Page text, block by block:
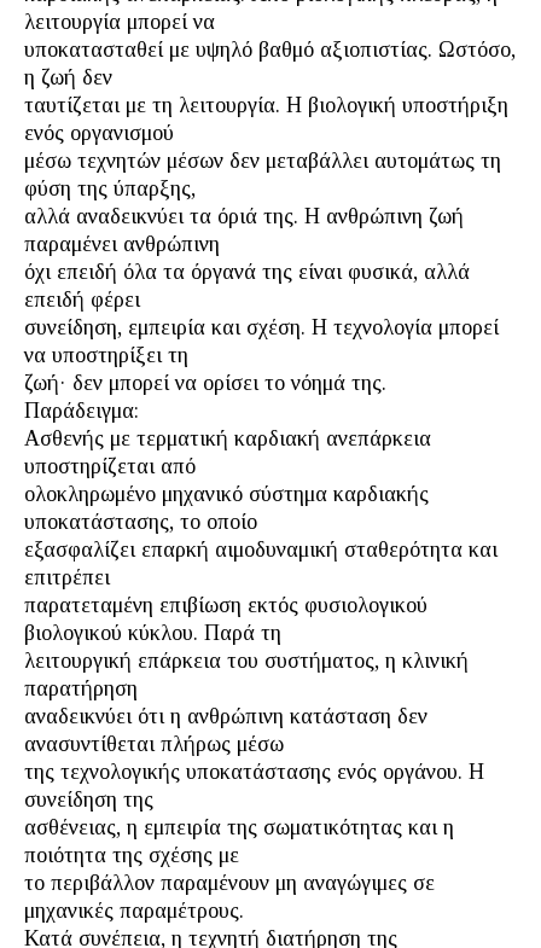
λειτουργία μπορεί να
υποκατασταθεί με υψηλό βαθμό αξιοπιστίας. Ωστόσο,
η ζωή δεν
ταυτίζεται με τη λειτουργία. Η βιολογική υποστήριξη
ενός οργανισμού
μέσω τεχνητών μέσων δεν μεταβάλλει αυτομάτως τη
φύση της ύπαρξης,
αλλά αναδεικνύει τα όριά της. Η ανθρώπινη ζωή
παραμένει ανθρώπινη
όχι επειδή όλα τα όργανά της είναι φυσικά, αλλά
επειδή φέρει
συνείδηση, εμπειρία και σχέση. Η τεχνολογία μπορεί
να υποστηρίξει τη
ζωή· δεν μπορεί να ορίσει το νόημά της.
Παράδειγμα:
Ασθενής με τερματική καρδιακή ανεπάρκεια
υποστηρίζεται από
ολοκληρωμένο μηχανικό σύστημα καρδιακής
υποκατάστασης, το οποίο
εξασφαλίζει επαρκή αιμοδυναμική σταθερότητα και
επιτρέπει
παρατεταμένη επιβίωση εκτός φυσιολογικού
βιολογικού κύκλου. Παρά τη
λειτουργική επάρκεια του συστήματος, η κλινική
παρατήρηση
αναδεικνύει ότι η ανθρώπινη κατάσταση δεν
ανασυντίθεται πλήρως μέσω
της τεχνολογικής υποκατάστασης ενός οργάνου. Η
συνείδηση της
ασθένειας, η εμπειρία της σωματικότητας και η
ποιότητα της σχέσης με
το περιβάλλον παραμένουν μη αναγώγιμες σε
μηχανικές παραμέτρους.
Κατά συνέπεια, η τεχνητή διατήρηση της